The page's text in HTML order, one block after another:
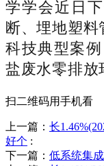
学学会近日
断、埋地塑
科技典型案
盐废水零排放
扫二维码用手机看
上一篇： 长
好个 :
下一篇： 低系统集